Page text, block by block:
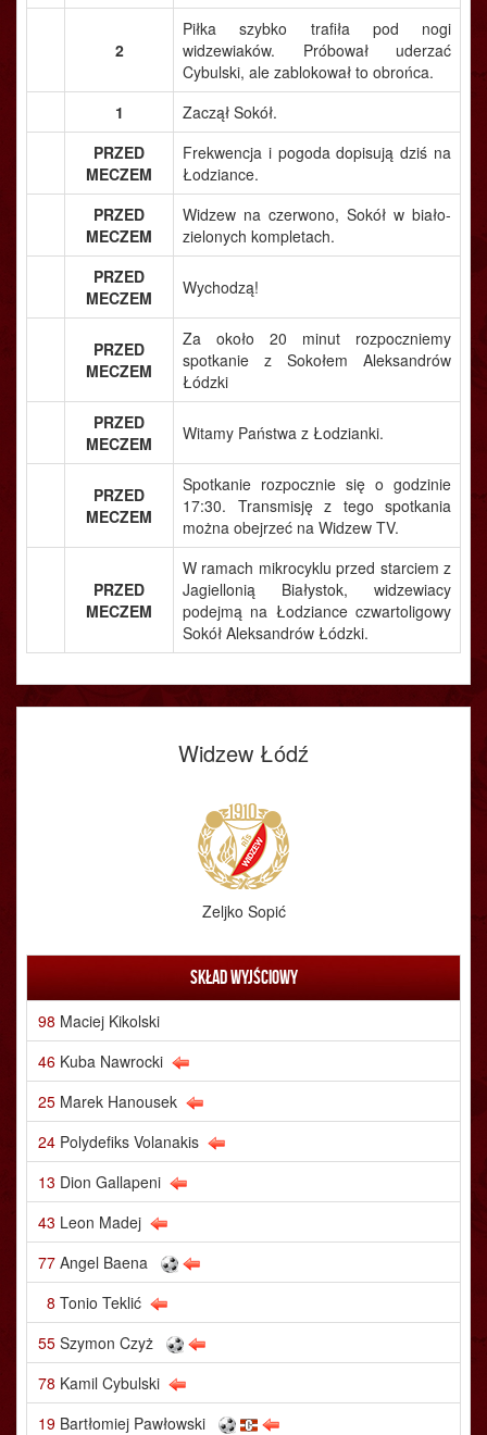
2
Piłka szybko trafiła pod nogi
widzewiaków. Próbował uderzać
Cybulski, ale zablokował to obrońca.
1
Zaczął Sokół.
PRZED
MECZEM
Frekwencja i pogoda dopisują dziś na
Łodziance.
PRZED
MECZEM
Widzew na czerwono, Sokół w biało-
zielonych kompletach.
PRZED
MECZEM
Wychodzą!
PRZED
MECZEM
Za około 20 minut rozpoczniemy
spotkanie z Sokołem Aleksandrów
Łódzki
PRZED
MECZEM
Witamy Państwa z Łodzianki.
PRZED
MECZEM
Spotkanie rozpocznie się o godzinie
17:30. Transmisję z tego spotkania
można obejrzeć na Widzew TV.
PRZED
MECZEM
W ramach mikrocyklu przed starciem z
Jagiellonią Białystok, widzewiacy
podejmą na Łodziance czwartoligowy
Sokół Aleksandrów Łódzki.
Widzew Łódź
Zeljko Sopić
Skład wyjściowy
98 Maciej Kikolski
46 Kuba Nawrocki
25 Marek Hanousek
24 Polydefiks Volanakis
13 Dion Gallapeni
43 Leon Madej
77 Angel Baena
8 Tonio Teklić
55 Szymon Czyż
78 Kamil Cybulski
19 Bartłomiej Pawłowski